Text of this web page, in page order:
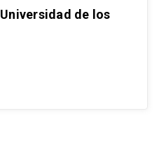
de los